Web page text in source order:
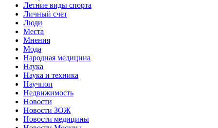
Летние виды спорта
Личный счет
Люди
Места
Мнения
Мода
Народная медицина
Наука
Наука и техника
Научпоп
Недвижимость
Новости
Новости ЗОЖ
Новости медицины